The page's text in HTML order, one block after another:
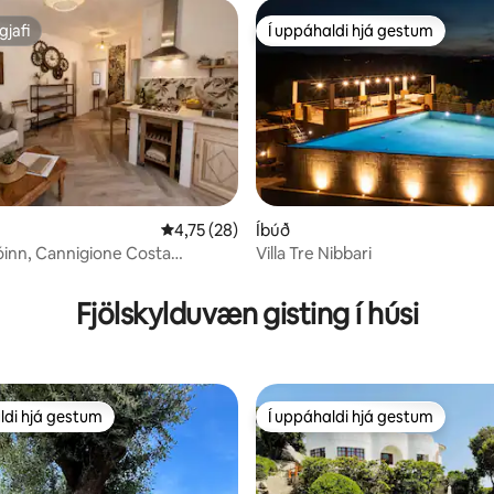
236 umsagnir
4,75 af 5 í meðaleinkunn, 28 umsagnir
4,75 (28)
Cannigione Costa
Í uppáhaldi hjá gestum
Í uppáhaldi hjá gestum
Íbúð
Villa Tre Nibbari
Fjölskylduvæn gisting í húsi
hjá gestum
hjá gestum Í uppáhaldi hjá gestum
Í uppáhaldi hjá gestum